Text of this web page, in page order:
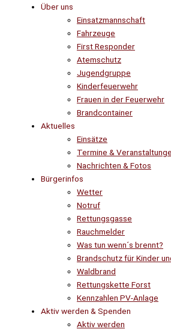
Über uns
Einsatzmannschaft
Fahrzeuge
First Responder
Atemschutz
Jugendgruppe
Kinderfeuerwehr
Frauen in der Feuerwehr
Brandcontainer
Aktuelles
Einsätze
Termine &
Nachrichten & Fotos
Bürgerinfos
Wetter
Notruf
Rettungsgasse
Rauchmelder
Was tun wenn´s brennt?
Brandschutz für Kinder
Waldbrand
Rettungskette Forst
Kennzahlen PV-Anlage
Aktiv werden & Spenden
Aktiv werden